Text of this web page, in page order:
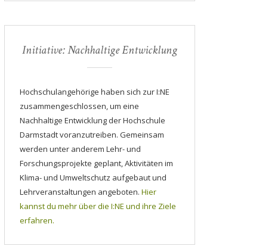
Initiative: Nachhaltige Entwicklung
Hochschulangehörige haben sich zur I:NE
zusammengeschlossen, um eine
Nachhaltige Entwicklung der Hochschule
Darmstadt voranzutreiben. Gemeinsam
werden unter anderem Lehr- und
Forschungsprojekte geplant, Aktivitäten im
Klima- und Umweltschutz aufgebaut und
Lehrveranstaltungen angeboten. Hier
kannst du mehr über die I:NE und ihre Ziele
erfahren.